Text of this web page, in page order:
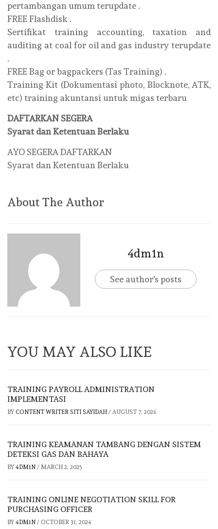
pertambangan umum terupdate .
FREE Flashdisk .
Sertifikat training accounting, taxation and
auditing at coal for oil and gas industry terupdate
.
FREE Bag or bagpackers (Tas Training) .
Training Kit (Dokumentasi photo, Blocknote, ATK,
etc) training akuntansi untuk migas terbaru
DAFTARKAN SEGERA
Syarat dan Ketentuan Berlaku
AYO SEGERA DAFTARKAN
Syarat dan Ketentuan Berlaku
About The Author
4dm1n
See author's posts
YOU MAY ALSO LIKE
TRAINING PAYROLL ADMINISTRATION
IMPLEMENTASI
BY CONTENT WRITER SITI SAYIDAH / AUGUST 7, 2026
TRAINING KEAMANAN TAMBANG DENGAN SISTEM
DETEKSI GAS DAN BAHAYA
BY 4DM1N / MARCH 2, 2025
TRAINING ONLINE NEGOTIATION SKILL FOR
PURCHASING OFFICER
BY 4DM1N / OCTOBER 31, 2024